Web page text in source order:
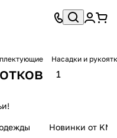
Насадки и
1
Новинки от KMI